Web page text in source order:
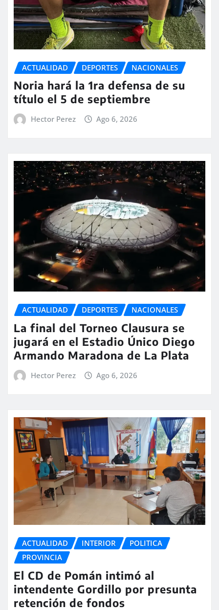
ACTUALIDAD DEPORTES NACIONALES
Noria hará la 1ra defensa de su
título el 5 de septiembre
Hector Perez Ago 6, 2026
ACTUALIDAD DEPORTES NACIONALES
La final del Torneo Clausura se
jugará en el Estadio Único Diego
Armando Maradona de La Plata
Hector Perez Ago 6, 2026
ACTUALIDAD INTERIOR
POLITICA
PROVINCIA
El CD de Pomán intimó al
intendente Gordillo por presunta
retención de fondos